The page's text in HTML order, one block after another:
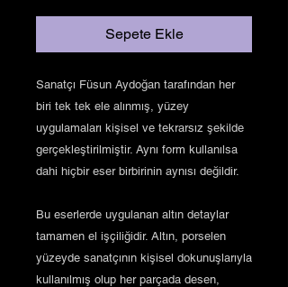
Sepete Ekle
Sanatçı Füsun Aydoğan tarafından her
biri tek tek ele alınmış, yüzey
uygulamaları kişisel ve tekrarsız şekilde
gerçekleştirilmiştir. Aynı form kullanılsa
dahi hiçbir eser birbirinin aynısı değildir.
Bu eserlerde uygulanan altın detaylar
tamamen el işçiliğidir. Altın, porselen
yüzeyde sanatçının kişisel dokunuşlarıyla
kullanılmış olup her parçada desen,